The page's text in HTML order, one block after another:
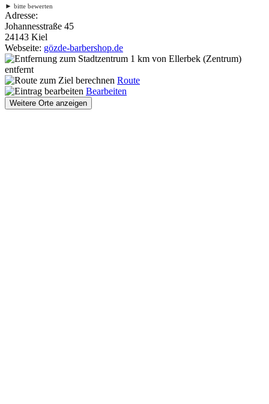
► bitte bewerten
Adresse:
Johannesstraße 45
24143 Kiel
Webseite: gözde-barbershop.de
1 km von Ellerbek (Zentrum)
entfernt
Route
Bearbeiten
Weitere Orte anzeigen